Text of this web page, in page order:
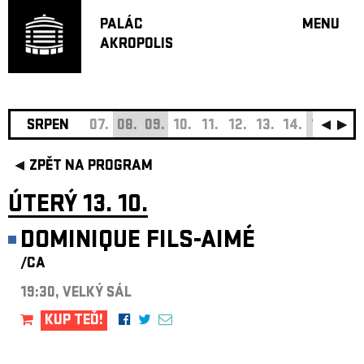
PALÁC
AKROPOLIS
MENU
JAZZ
SRPEN 07. 08. 09. 10. 11. 12. 13. 14. 15. 16.
ZPĚT NA PROGRAM
ÚTERÝ 13. 10.
DOMINIQUE FILS-AIMÉ
/CA
19:30, VELKÝ SÁL
KUP TEĎ!